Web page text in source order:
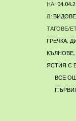
НА:
В:
ТАГОВЕ/
ГРЕЧКА,
КЪЛНОВЕ,
ЯСТИЯ С
ВСЕ
ПЪРВИ!